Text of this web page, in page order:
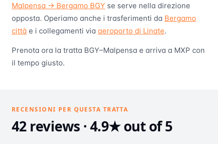
Malpensa → Bergamo BGY se serve nella direzione
opposta. Operiamo anche i trasferimenti da Bergamo
città e i collegamenti via aeroporto di Linate.
Prenota ora la tratta BGY–Malpensa e arriva a MXP con
il tempo giusto.
RECENSIONI PER QUESTA TRATTA
42 reviews · 4.9★ out of 5